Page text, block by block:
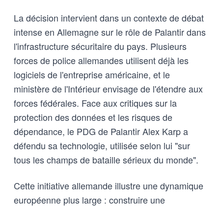
La décision intervient dans un contexte de débat
intense en Allemagne sur le rôle de Palantir dans
l'infrastructure sécuritaire du pays. Plusieurs
forces de police allemandes utilisent déjà les
logiciels de l'entreprise américaine, et le
ministère de l'Intérieur envisage de l'étendre aux
forces fédérales. Face aux critiques sur la
protection des données et les risques de
dépendance, le PDG de Palantir Alex Karp a
défendu sa technologie, utilisée selon lui "sur
tous les champs de bataille sérieux du monde".
Cette initiative allemande illustre une dynamique
européenne plus large : construire une